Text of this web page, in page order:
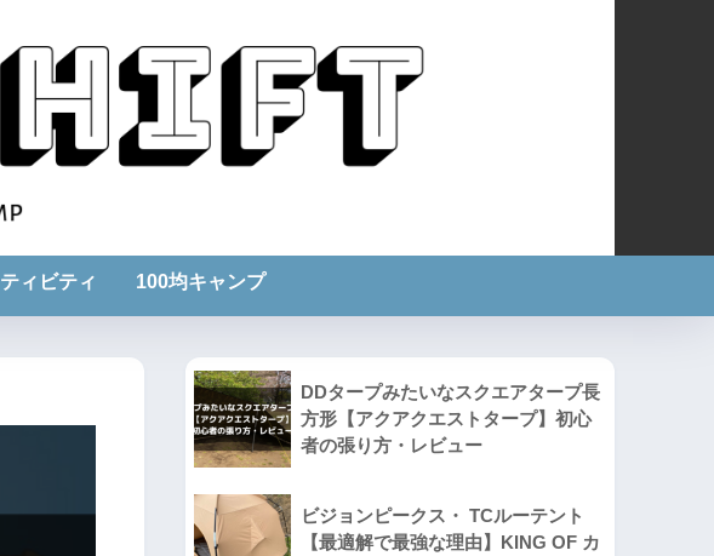
ィビティ 100均キャンプ
DDタープみたいなスクエアタープ長
方形【アクアクエストタープ】初心
者の張り方・レビュー
ビジョンピークス・ TCルーテント
【最適解で最強な理由】KING OF カ